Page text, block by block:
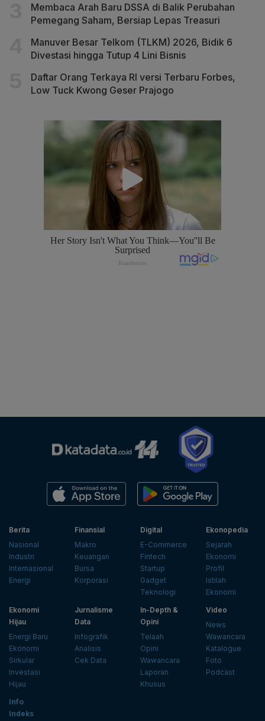
Membaca Arah Baru DSSA di Balik Perubahan
Pemegang Saham, Bersiap Lepas Treasuri
Manuver Besar Telkom (TLKM) 2026, Bidik 6
Divestasi hingga Tutup 4 Lini Bisnis
Daftar Orang Terkaya RI versi Terbaru Forbes,
Low Tuck Kwong Geser Prajogo
Berita
Nasional
Industri
Internasional
Energi
Finansial
Makro
Keuangan
Bursa
Korporasi
Digital
E-Commerce
Fintech
Startup
Gadget
Teknologi
Ekonopedia
Sejarah
Ekonomi
Profil
Istilah
Ekonomi
Ekonomi
Hijau
Energi Baru
Ekonomi
Sirkular
Investasi
Hijau
Jurnalisme
Data
Infografik
Analisis
Cek Data
In-Depth &
Opini
Telaah
Opini
Wawancara
Laporan
Khusus
Video
News
Wawancara
Katalogue
Foto
Podcast
Info
Indeks